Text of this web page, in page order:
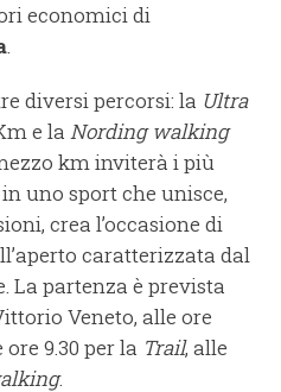
economici di
.
diversi percorsi: la Ultra
e la Nording walking
km inviterà i più
uno sport che unisce,
crea l’occasione di
caratterizzata dal
La partenza è prevista
Veneto, alle ore
ore 9.30 per la Trail, alle
.